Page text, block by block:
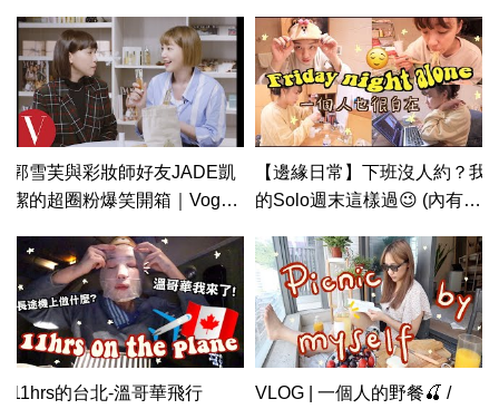
｜Vogue Taiwan
美容編輯隨你問#120｜
Vogue Taiwan
郭雪芙與彩妝師好友JADE凱
潔的超圈粉爆笑開箱｜Vogue
【邊緣日常】下班沒人約？我
的Solo週末這樣過😉 (內有抽
泉
11hrs的台北-溫哥華飛行
VLOG | 一個人的野餐🍒 /